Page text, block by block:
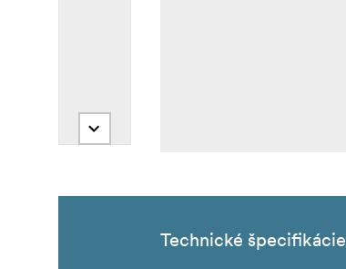
Technické špecifikácie